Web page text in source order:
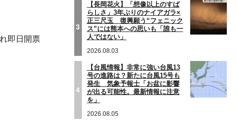
即日開票
3
【長岡花火】「想像以上のすば
らしさ」3年ぶりのナイアガラ×
正三尺玉 復興願う“フェニック
ス”には熊本への思いも「誰も一
人ではない」
2026.08.03
4
【台風情報】非常に強い台風13
号の進路は？新たに台風15号も
発生 気象予報士「お盆に影響
が出る可能性。最新情報に注意
を」
2026.08.05